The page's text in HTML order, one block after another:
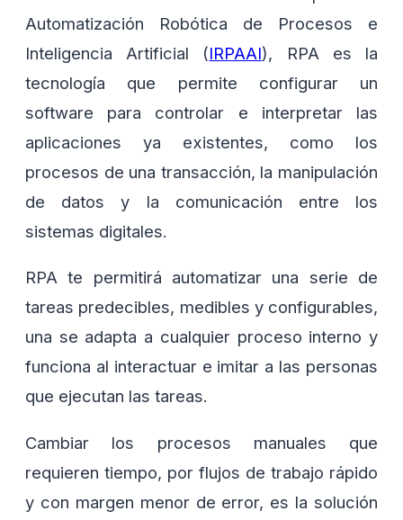
Automatización Robótica de Procesos e
Inteligencia Artificial (IRPAAI), RPA es la
tecnología que permite configurar un
software para controlar e interpretar las
aplicaciones ya existentes, como los
procesos de una transacción, la manipulación
de datos y la comunicación entre los
sistemas digitales.
RPA te permitirá automatizar una serie de
tareas predecibles, medibles y configurables,
una se adapta a cualquier proceso interno y
funciona al interactuar e imitar a las personas
que ejecutan las tareas.
Cambiar los procesos manuales que
requieren tiempo, por flujos de trabajo rápido
y con margen menor de error, es la solución